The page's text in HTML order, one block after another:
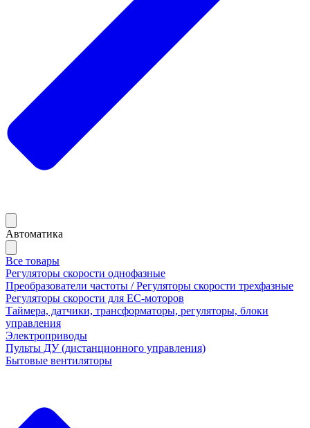
Автоматика
Все товары
Регуляторы скорости однофазные
Преобразователи частоты / Регуляторы скорости трехфазные
Регуляторы скорости для ЕС-моторов
Таймера, датчики, трансформаторы, регуляторы, блоки
управления
Электроприводы
Пульты ДУ (дистанционного управления)
Бытовые вентиляторы